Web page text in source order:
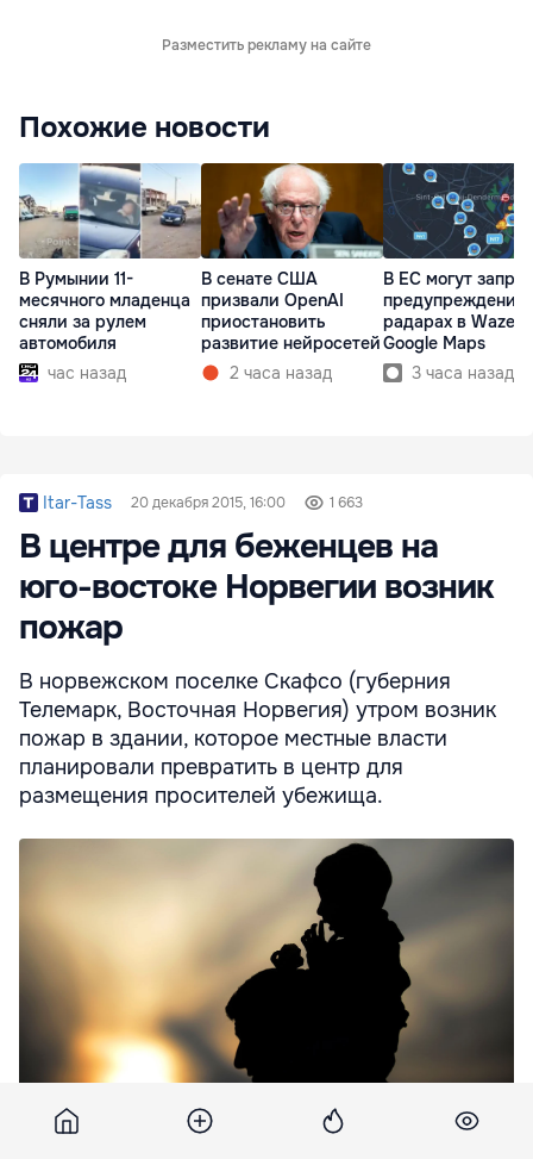
Разместить рекламу на сайте
Похожие новости
В Румынии 11-
месячного младенца
сняли за рулем
автомобиля
час назад
В сенате США
призвали OpenAI
приостановить
развитие нейросетей
2 часа назад
В ЕС могут
предупреждения
радарах в Waze и
Google Maps
3 часа назад
Itar-Tass 20 декабря 2015, 16:00 1 663
В центре для беженцев на
юго-востоке Норвегии возник
пожар
В норвежском поселке Скафсо (губерния
Телемарк, Восточная Норвегия) утром возник
пожар в здании, которое местные власти
планировали превратить в центр для
размещения просителей убежища.
Пострадавших нет, однако здание серьезно повреждено